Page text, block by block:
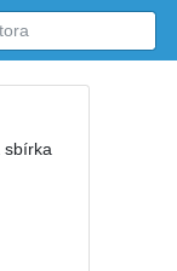
sbírka